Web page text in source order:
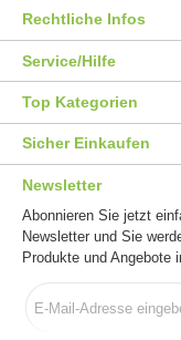
Rechtliche Infos
Service/Hilfe
Top Kategorien
Sicher Einkaufen
Newsletter
Abonnieren Sie jetzt
Newsletter und Sie
Produkte und Angebote
Mail-